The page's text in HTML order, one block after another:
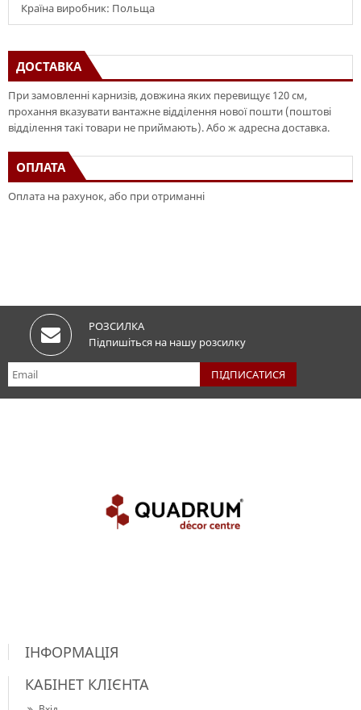
Країна виробник: Польща
ДОСТАВКА
При замовленні карнизів, довжина яких перевищує 120 см,
прохання вказувати вантажне відділення нової пошти (поштові
відділення такі товари не приймають). Або ж адресна доставка.
ОПЛАТА
Оплата на рахунок, або при отриманні
РОЗСИЛКА
Підпишіться на нашу розсилку
ІНФОРМАЦІЯ
КАБІНЕТ КЛІЄНТА